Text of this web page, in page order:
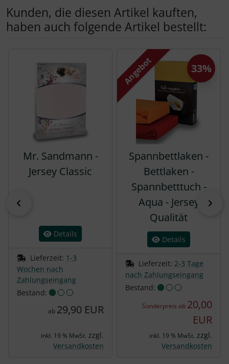
Kunden, die diesen Artikel kauften,
haben auch folgende Artikel bestellt:
Es folgt ein Produktslider - navigieren Sie mit der Tab-
Mr. Sandmann -
Jersey Classic
Details
Lieferzeit: 1-3
Wochen nach
Zahlungseingang
Bestand:
ab 29,90 EUR
inkl. 19 % MwSt. zzgl.
Versandkosten
Angebot
Spannbettlaken -
Bettlaken -
Spannbetttuch -
Aqua - Jersey
Qualität
Details
Lieferzeit: 2-3 Tage
nach Zahlungseingang
Bestand:
Sonderpreis ab 20,00
EUR
33%
inkl. 19 % MwSt. zzgl.
Versandkosten